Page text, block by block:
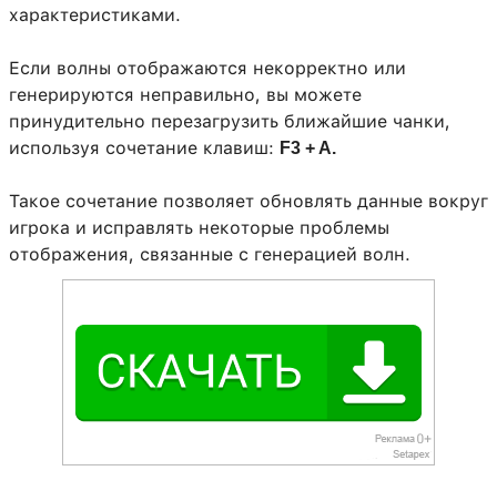
характеристиками.
Если волны отображаются некорректно или
генерируются неправильно, вы можете
принудительно перезагрузить ближайшие чанки,
используя сочетание клавиш: F3 + A.
Такое сочетание позволяет обновлять данные вокруг
игрока и исправлять некоторые проблемы
отображения, связанные с генерацией волн.